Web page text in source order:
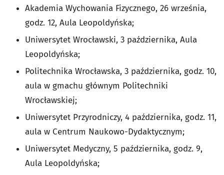
Akademia Wychowania Fizycznego, 26 września,
godz. 12, Aula Leopoldyńska;
Uniwersytet Wrocławski, 3 października, Aula
Leopoldyńska;
Politechnika Wrocławska, 3 października, godz. 10,
aula w gmachu głównym Politechniki
Wrocławskiej;
Uniwersytet Przyrodniczy, 4 października, godz. 11,
aula w Centrum Naukowo-Dydaktycznym;
Uniwersytet Medyczny, 5 października, godz. 9,
Aula Leopoldyńska;